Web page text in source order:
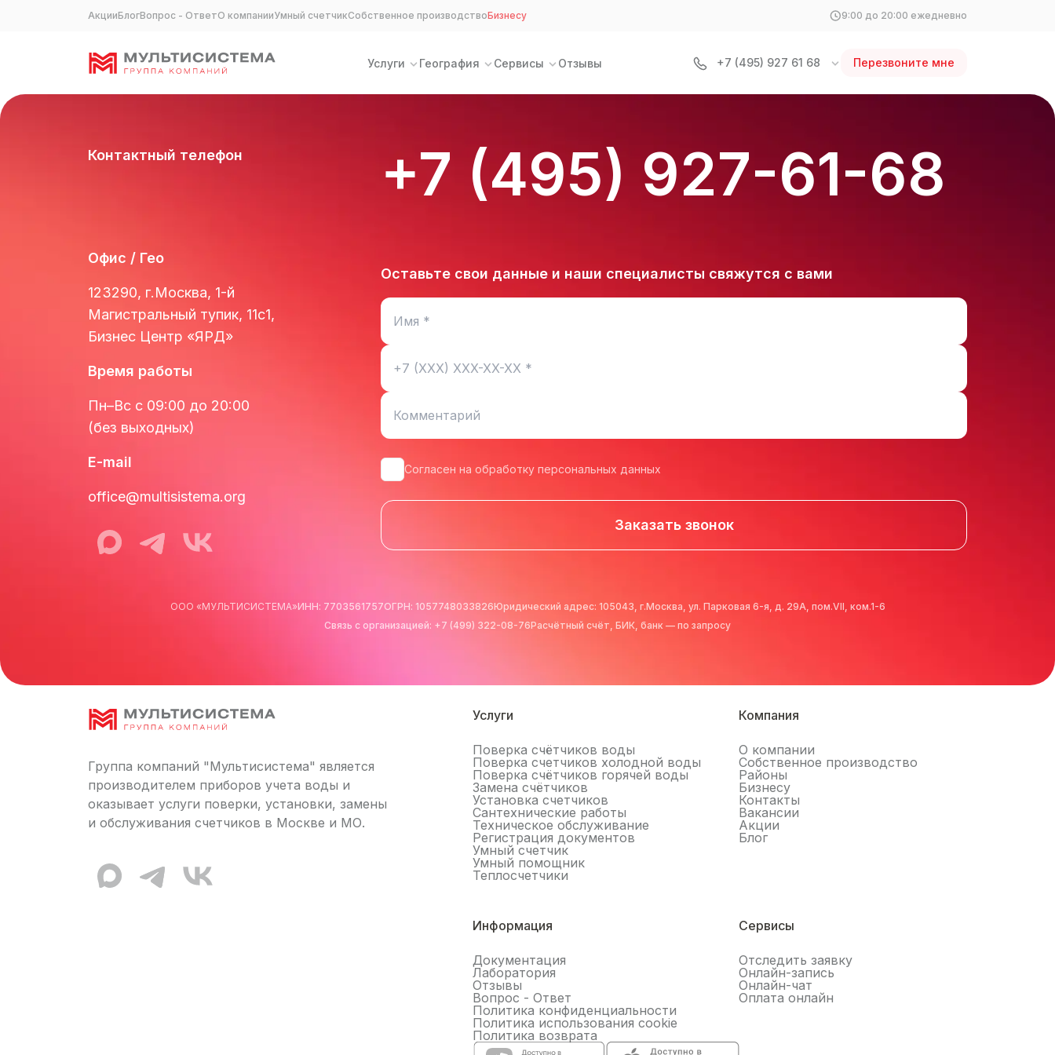
АкцииБлогВопрос - ОтветО компанииУмный счетчикСобственное производствоБизнесу 9:00 до 20:00 ежедневно
Услуги География Сервисы Отзывы +7 (495) 927 61 68 Перезвоните мне
Контакты
Контактный телефон +7 (495) 927-61-68
Офис / Гео
123290, г.Москва, 1-й
Магистральный тупик, 11с1,
Бизнес Центр «ЯРД»
Время работы
Пн–Вс с 09:00 до 20:00
(без выходных)
E-mail
office@multisistema.org
Оставьте свои данные и наши специалисты свяжутся с вами
Согласен на обработку персональных данных
Заказать звонок
ООО «МУЛЬТИСИСТЕМА»ИНН: 7703561757ОГРН: 1057748033826Юридический адрес: 105043, г.Москва, ул. Парковая 6-я, д. 29А, пом.VII, ком.1-6
Связь с организацией: +7 (499) 322-08-76Расчётный счёт, БИК, банк — по запросу
Группа компаний "Мультисистема" является
производителем приборов учета воды и
оказывает услуги поверки, установки, замены
и обслуживания счетчиков в Москве и МО.
Услуги
Поверка счётчиков воды
Поверка счетчиков холодной воды
Поверка счётчиков горячей воды
Замена счётчиков
Установка счетчиков
Сантехнические работы
Техническое обслуживание
Регистрация документов
Умный счетчик
Умный помощник
Теплосчетчики
Компания
О компании
Собственное производство
Районы
Бизнесу
Контакты
Вакансии
Акции
Блог
Информация
Документация
Лаборатория
Отзывы
Вопрос - Ответ
Политика конфиденциальности
Политика использования cookie
Политика возврата
Сервисы
Отследить заявку
Онлайн-запись
Онлайн-чат
Оплата онлайн